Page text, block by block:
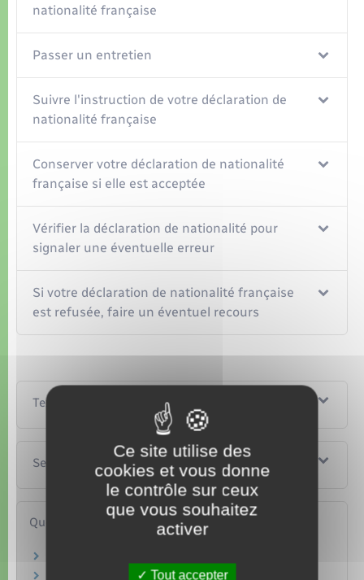
nationalité française
Passer un entretien
Suivre l'instruction de votre déclaration de
nationalité française
Conserver votre déclaration de nationalité
française si elle est acceptée
Vérifier la déclaration de nationalité pour
signaler une éventuelle erreur
Si votre déclaration de nationalité française
est refusée, faire un éventuel recours
Textes de référence
Services en ligne et formulaires
Questions ? Réponses !
Ce site utilise des
cookies et vous donne
le contrôle sur ceux
que vous souhaitez
activer
Tout accepter